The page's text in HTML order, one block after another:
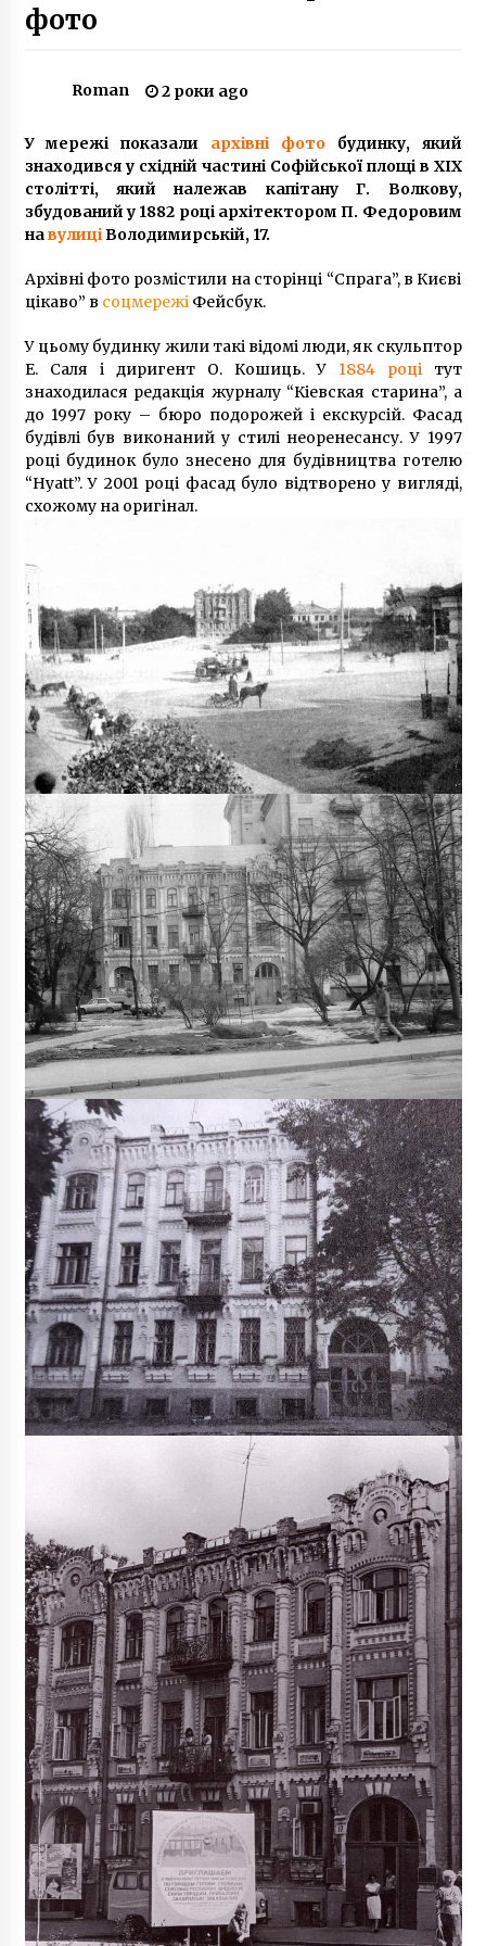
підкорила швейцарського агронома
Потяг Інтерсіті «Київ-Львів» зіткнувся з
авто: водій легковика в лікарні
7 років ago
wulcan.org.ua
6 років ago
У центрі Києва перекинули єврейську
ханукію – поліція вже встановила
зловмисника
6 років ago
При КМДА відкрили волонтерський центр на
час карантину
6 років ago
фото
Roman 2 роки ago
У мережі показали архівні фотобудинку, який
знаходився у східній частині Софійської площі в XIX
столітті, який належав капітану Г. Волкову,
збудований у 1882 році архітектором П. Федоровим
навулиціВолодимирській, 17.
Архівні фото розмістили на сторінці “Спрага”, в Києві
цікаво” в соцмережіФейсбук.
У цьому будинку жили такі відомі люди, як скульптор
Е. Саля і диригент О. Кошиць. У 1884 роцітут
знаходилася редакція журналу “Кіевская старина”, а
до 1997 року – бюро подорожей і екскурсій. Фасад
будівлі був виконаний у стилі неоренесансу. У 1997
році будинок було знесено для будівництва готелю
“Hyatt”. У 2001 році фасад було відтворено у вигляді,
схожому на оригінал.